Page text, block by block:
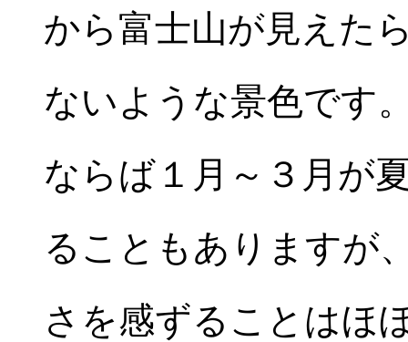
から富士山が見えた
ないような景色です
ならば１月～３月が
ることもありますが
さを感ずることはほ